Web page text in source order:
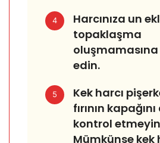
4
Harcınıza un
topaklaşma
edin.
5
Kek harcı
fırının
kontrol
Mümkünse kek